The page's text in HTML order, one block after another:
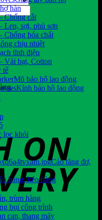
hàn
Chống cắt
Len, sợi, phủ sơn
Chống hóa chất
chịu nhiệt
tĩnh điện
Vải bạt, Cotton
tế
Mũ bảo hộ lao động
Kính bảo hộ lao động
lọc khói
Cảo tăng đơ,
hàng, kéo hàng
trùm hàng
bụi công trình
can, thang máy